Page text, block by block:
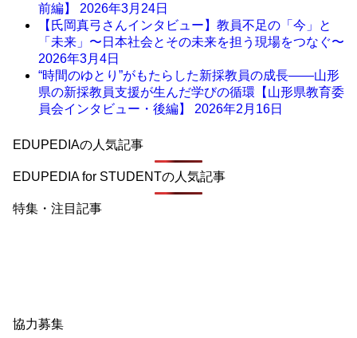
前編】 2026年3月24日
【氏岡真弓さんインタビュー】教員不足の「今」と
「未来」〜日本社会とその未来を担う現場をつなぐ〜
2026年3月4日
“時間のゆとり”がもたらした新採教員の成長――山形
県の新採教員支援が生んだ学びの循環【山形県教育委
員会インタビュー・後編】 2026年2月16日
EDUPEDIAの人気記事
EDUPEDIA for STUDENTの人気記事
特集・注目記事
協力募集